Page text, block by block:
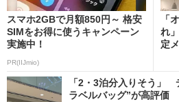
スマホ2GBで月額850円～ 格安
SIMをお得に使うキャンペーン
実施中！
PR(IIJmio)
「
れ
定
「2・3泊分入りそう」
ラベルバッグ”が高評価